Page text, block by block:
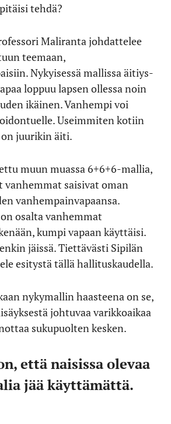
tehdä?
Maliranta johdattelee
teemaan,
Nykyisessä mallissa äitiys-
loppuu lapsen ollessa noin
ikäinen. Vanhempi voi
Useimmiten kotiin
juurikin äiti.
muun muassa 6+6+6-mallia,
vanhemmat saisivat oman
vanhempainvapaansa.
osalta vanhemmat
kumpi vapaan käyttäisi.
jäissä. Tiettävästi Sipilän
esitystä tällä hallituskaudella.
nykymallin haasteena on se,
johtuvaa varikkoaikaa
sukupuolten kesken.
että naisissa olevaa
jää käyttämättä.